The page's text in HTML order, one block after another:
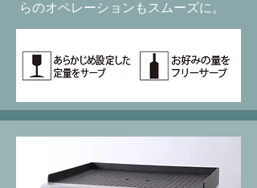
らのオペレーションもスムーズに。